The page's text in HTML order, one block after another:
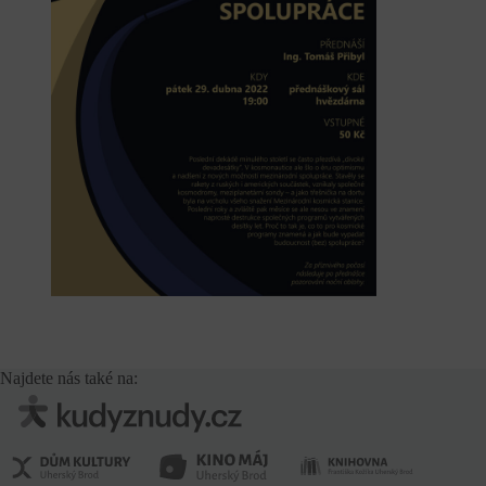
Najdete nás také na: